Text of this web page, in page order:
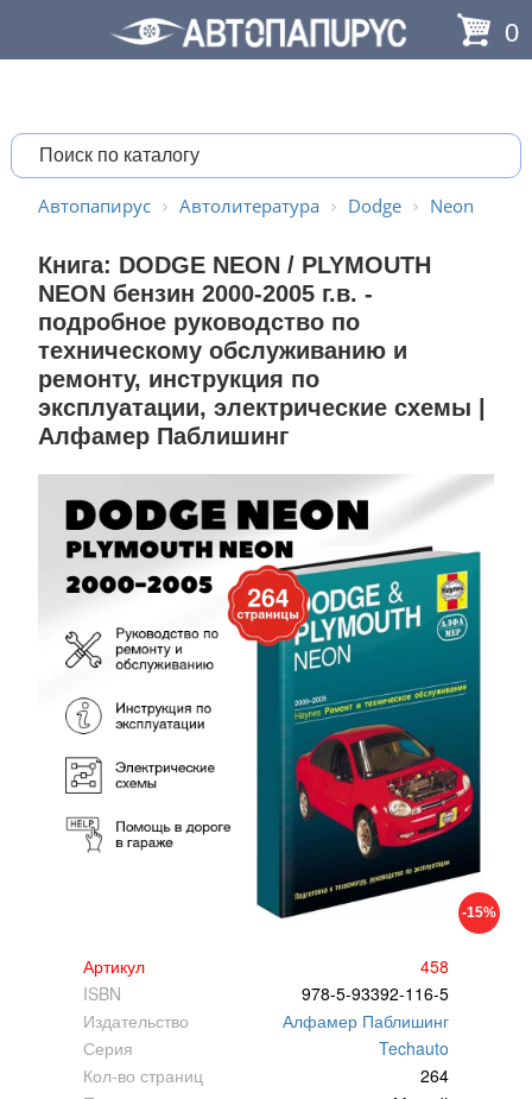
0
Автопапирус Автолитература Dodge Neon
Книга: DODGE NEON / PLYMOUTH
NEON бензин 2000-2005 г.в. -
подробное руководство по
техническому обслуживанию и
ремонту, инструкция по
эксплуатации, электрические схемы |
Алфамер Паблишинг
-15%
Артикул
458
ISBN
978-5-93392-116-5
Издательство
Алфамер Паблишинг
Серия
Techauto
Кол-во страниц
264